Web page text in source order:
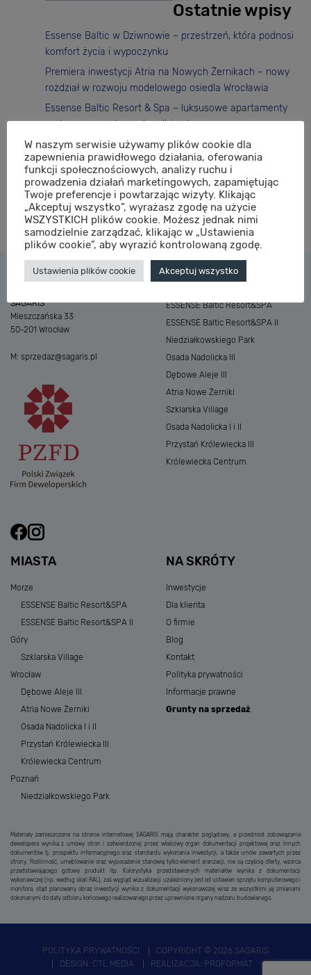
Ostatnie wpisy
Essense Baltic w Dziwnowie – przestrzeń, która podnosi
komfort życia i wypoczynku
Premiera inwestycji Atria na Nowych Żernikach – nowy
rozdział w rozwoju modelowego osiedla Wrocławia
Essense Baltic Resort & Spa – luksusowe apartamenty
nad morzem gotowe do odbioru!
Niedziałkowskiego Park – premiera inwestycji! Już
wkrótce rusza sprzedaż mieszkań!
5 mitów o kupnie domu od dewelopera – obalamy
najczęstsze wątpliwości
KONTAKT
SAGARIS
Mieszczańska 33
50-201 Wrocław
M: sprzedaz@sagaris.pl
INWESTYCJE
ESSENSE Baltic Resort&SPA
ESSENSE Baltic Resort&SPA II
Niedziałkowskiego Park
Osada Nadolicka III
Dębowe Aleje III
Atria Nowe Żerniki
Szklarska Village
Osada Nadolicka I i II
Przystań Królewiecka III
Królewiecka Centrum
MIASTA
Morze
ESSENSE Baltic Resort&SPA
ESSENSE Baltic Resort&SPA II
Góry
Szklarska Village
Wrocław
Dębowe Aleje III
Atria Nowe Żerniki
Osada Nadolicka I i II
Przystań Królewiecka III
Królewiecka Centrum
Poznań
Niedziałkowskiego Park
NA SKRÓTY
Inwestycje
Dla klienta
O firmie
Blog
Kontakt
Polityka prywatności
Informacje prawne
Grunty na sprzedaż
Materiały zamieszczone na stronie internetowej SAGARIS mają charakter poglądowy, a przedmiot zobowiązania
dewelopera wynika z umowy stron i zatwierdzonej przez właściwy organ dokumentacji projektowej oraz innych
dokumentów tj. prospektu informacyjnego oraz standardu wykonania inwestycji, a także umów zawartych przez
strony. Roślinność, umeblowanie oraz wyposażenie stanowią tylko element aranżacji, nie są częścią oferty, wzorca
przedstawiającego gotowy produkt itp. Kolorystyka przedstawionych materiałów wynika z dokumentacji
wykonawczej (np. według skali RAL), zaś wygląd wizualizacji uzależniony jest od ustawień sprzętu komputerowego i
monitora, stąd planowany obraz inwestycji wynika z dokumentacji wykonawczej wraz ze wszystkimi jej zmianami
dokonanymi do daty odbioru końcowego realizowanego przez uprawnione organy nadzoru budowlanego.
POLITYKA PRYWATNOŚCI
COPYRIGHT © 2026 SAGARIS
DESIGN: CTL MEDIA REALIZACJA: PROFORMAT
W naszym serwisie używamy plików cookie dla
zapewnienia prawidłowego działania, oferowania
funkcji społecznościowych, analizy ruchu i
prowadzenia działań marketingowych, zapamiętując
Twoje preferencje i powtarzając wizyty. Klikając
„Akceptuj wszystko”, wyrażasz zgodę na użycie
WSZYSTKICH plików cookie. Możesz jednak nimi
samodzielnie zarządzać, klikając w „Ustawienia
plików cookie”, aby wyrazić kontrolowaną zgodę.
Ustawienia plików cookie Akceptuj wszystko